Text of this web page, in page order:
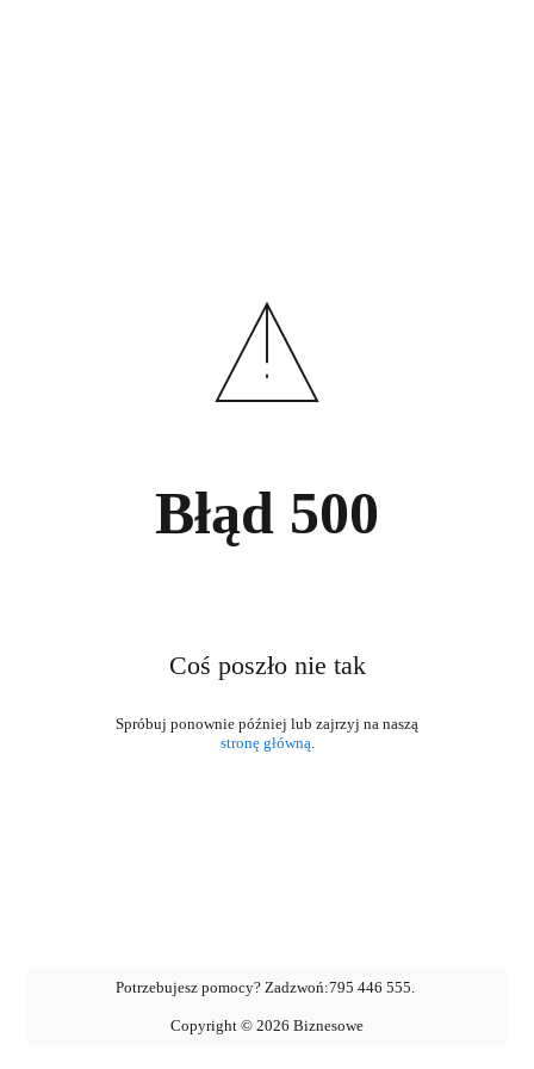
Błąd 500
Coś poszło nie tak
stronę główną.
Potrzebujesz pomocy? Zadzwoń:795 446 555.
Copyright © 2026 Biznesowe